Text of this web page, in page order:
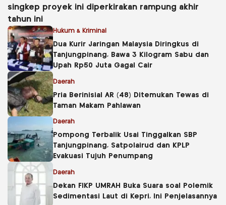
singkep proyek ini diperkirakan rampung akhir
tahun ini
Hukum & Kriminal
Dua Kurir Jaringan Malaysia Diringkus di
Tanjungpinang, Bawa 3 Kilogram Sabu dan
Upah Rp50 Juta Gagal Cair
Daerah
Pria Berinisial AR (48) Ditemukan Tewas di
Taman Makam Pahlawan
Daerah
Pompong Terbalik Usai Tinggalkan SBP
Tanjungpinang, Satpolairud dan KPLP
Evakuasi Tujuh Penumpang
Daerah
Dekan FIKP UMRAH Buka Suara soal Polemik
Sedimentasi Laut di Kepri, Ini Penjelasannya